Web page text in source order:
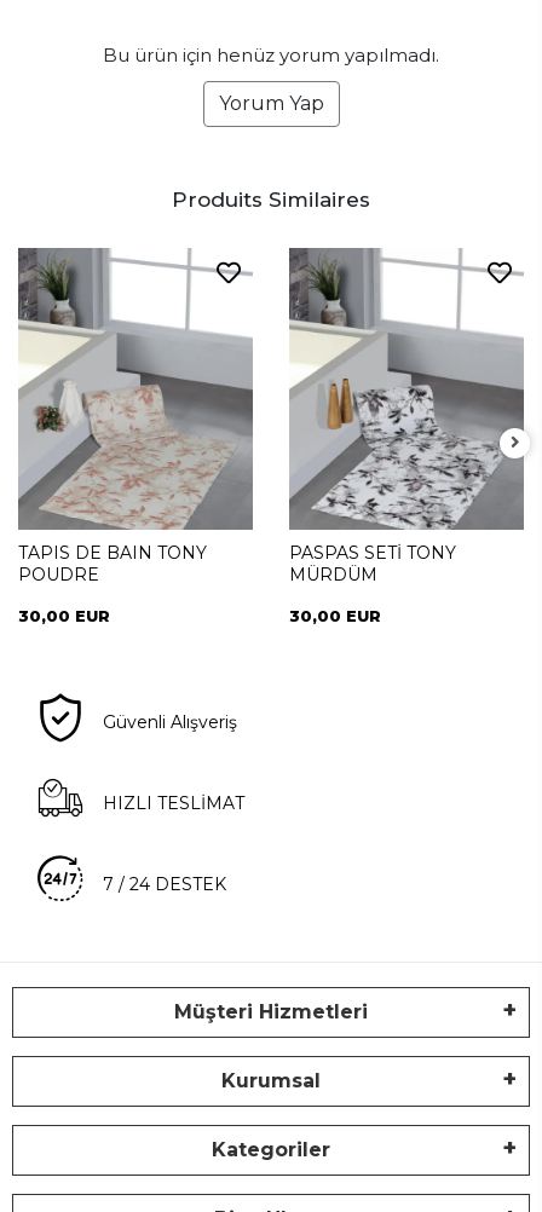
Bu ürün için henüz yorum yapılmadı.
Yorum Yap
Produits Similaires
TAPIS DE BAIN TONY
POUDRE
30,00 EUR
PASPAS SETİ TONY
MÜRDÜM
30,00 EUR
Güvenli Alışveriş
HIZLI TESLİMAT
7 / 24 DESTEK
Müşteri Hizmetleri
Kurumsal
Kategoriler